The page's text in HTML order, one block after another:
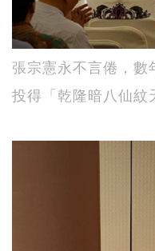
張宗憲永不言倦，數
投得「乾隆暗八仙紋